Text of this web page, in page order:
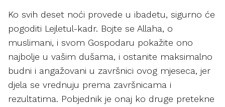
Ko svih deset noći provede u ibadetu, sigurno će
pogoditi Lejletul-kadr. Bojte se Allaha, o
muslimani, i svom Gospodaru pokažite ono
najbolje u vašim dušama, i ostanite maksimalno
budni i angažovani u završnici ovog mjeseca, jer
djela se vrednuju prema završnicama i
rezultatima. Pobjednik je onaj ko druge pretekne